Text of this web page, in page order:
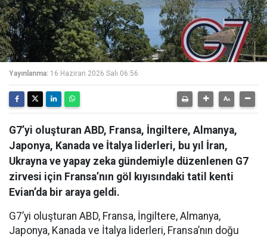
Yayınlanma: 16 Haziran 2026 Salı 06:56
G7’yi oluşturan ABD, Fransa, İngiltere, Almanya,
Japonya, Kanada ve İtalya liderleri, bu yıl İran,
Ukrayna ve yapay zeka gündemiyle düzenlenen G7
zirvesi için Fransa’nın göl kıyısındaki tatil kenti
Evian’da bir araya geldi.
G7’yi oluşturan ABD, Fransa, İngiltere, Almanya,
Japonya, Kanada ve İtalya liderleri, Fransa’nın doğu